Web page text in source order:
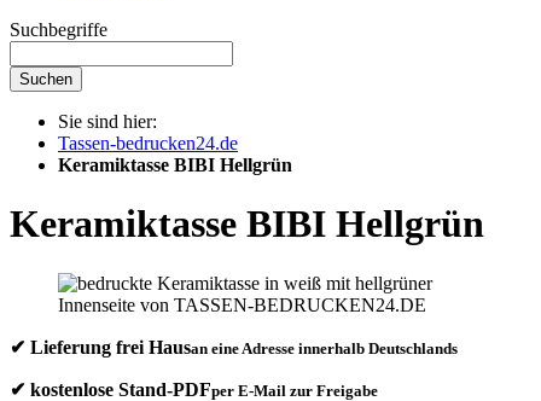
Suchbegriffe
Suchen
Sie sind hier:
Tassen-bedrucken24.de
Keramiktasse BIBI Hellgrün
Keramiktasse BIBI Hellgrün
✔ Lieferung frei Hausan eine Adresse innerhalb Deutschlands
✔ kostenlose Stand-PDFper E-Mail zur Freigabe